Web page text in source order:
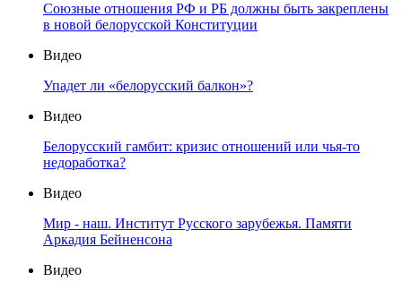
Союзные отношения РФ и РБ должны быть закреплены
в новой белорусской Конституции
Видео
Упадет ли «белорусский балкон»?
Видео
Белорусский гамбит: кризис отношений или чья-то
недоработка?
Видео
Мир - наш. Институт Русского зарубежья. Памяти
Аркадия Бейненсона
Видео